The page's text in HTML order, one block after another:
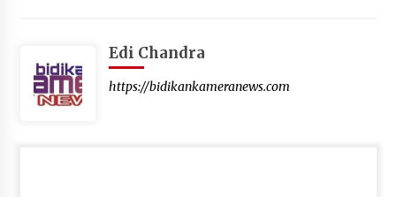
Edi Chandra
https://bidikankameranews.com